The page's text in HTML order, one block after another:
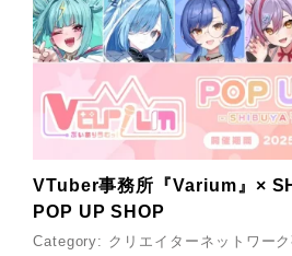
VTuber事務所『Varium』×
POP UP SHOP
Category: クリエイターネットワー